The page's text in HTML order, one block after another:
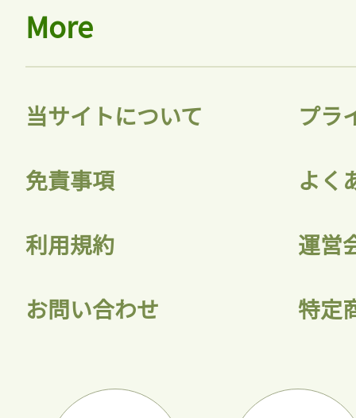
More
当サイトについて プラ
免責事項 よく
利用規約 運営
お問い合わせ 特定